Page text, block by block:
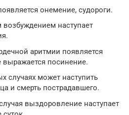
онемение, судороги.
возбуждением наступает
аритмии появляется
выражается посинение.
случаях может наступить
и смерть пострадавшего.
выздоровление наступает